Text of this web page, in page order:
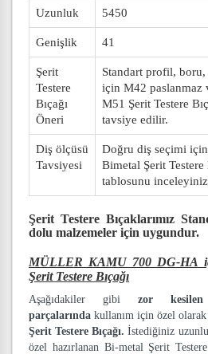
Uzunluk 5450
Genişlik 41
Şerit
Testere
Bıçağı
Öneri
Standart profil,
için M42 paslanmaz
M51 Şerit Testere
tavsiye edilir.
Diş ölçüsü
Tavsiyesi
Doğru diş seçimi
Bimetal Şerit Testere
tablosunu
Şerit Testere Bıçaklarımız
dolu malzemeler için uygundur.
MÜLLER KAMU 700 DG-HA
Şerit Testere Bıçağı
Aşağıdakiler gibi zor
parçalarında kullanım için özel
Şerit Testere Bıçağı.İstediğiniz
özel hazırlanan Bi-metal Şerit